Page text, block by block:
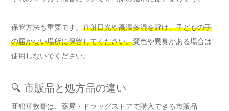
保管方法も重要です。 直射日光や高温多湿を避け、子どもの手
の届かない場所に保管してください。変色や異臭がある場合は
使用しないでください。
🔍 市販品と処方品の違い
亜鉛華軟膏は、薬局・ドラッグストアで購入できる市販品